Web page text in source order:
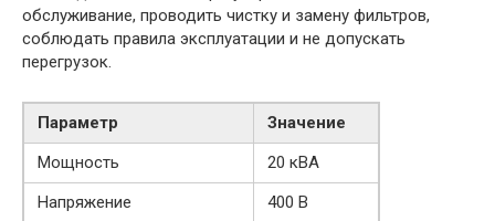
обслуживание, проводить чистку и замену фильтров,
соблюдать правила эксплуатации и не допускать
перегрузок.
Параметр
Значение
Мощность
20 кВА
Напряжение
400 В